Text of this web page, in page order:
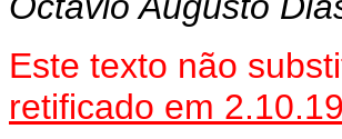
Este texto não
retificado em